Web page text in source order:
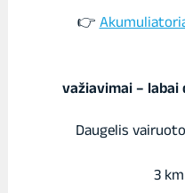
👉
Per
važiavimai – labai
Daugelis
3